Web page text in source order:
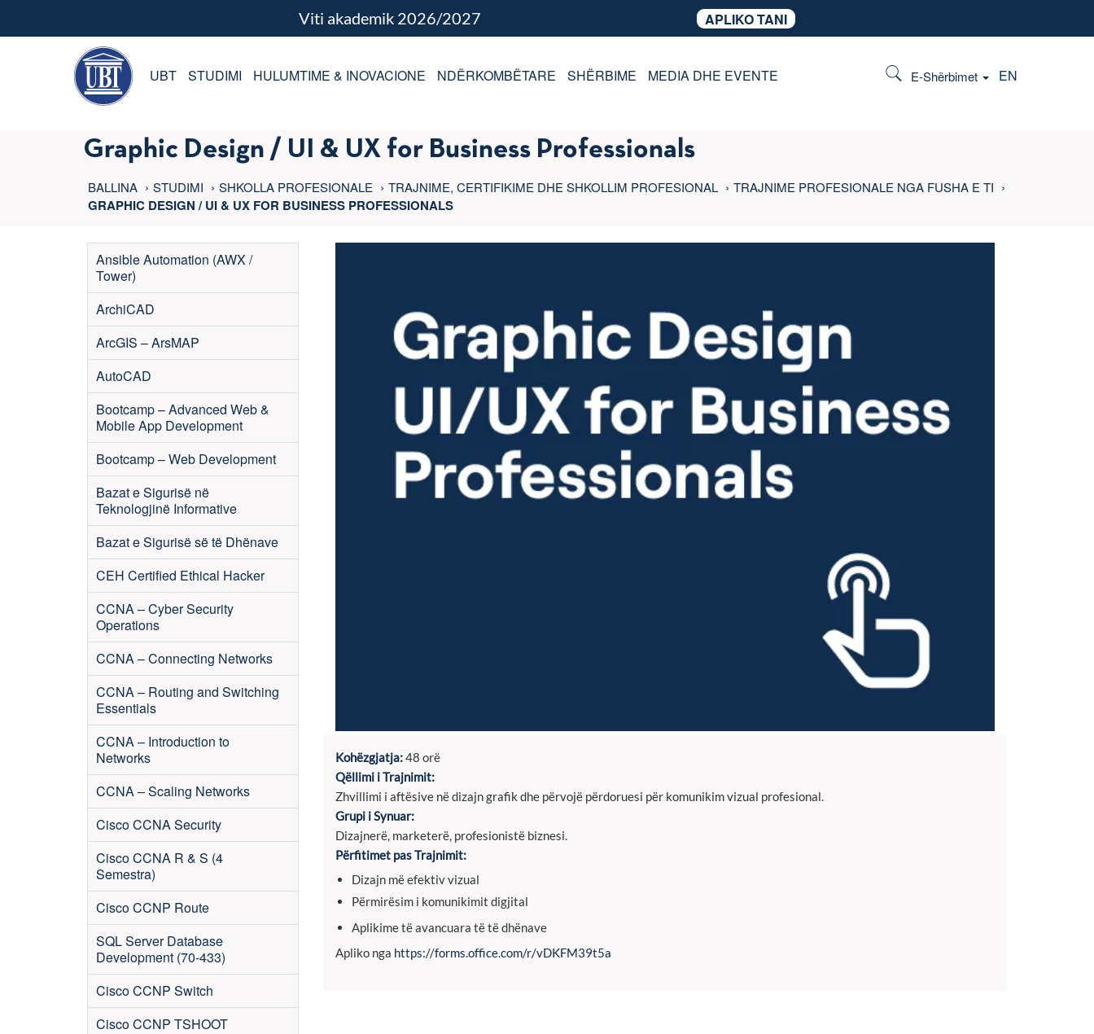
Viti akademik 2026/2027 APLIKO TANI
E-Shërbimet EN
UBT STUDIMI HULUMTIME & INOVACIONE NDËRKOMBËTARE SHËRBIME MEDIA DHE EVENTE
Graphic Design / UI & UX for Business Professionals
BALLINA STUDIMI SHKOLLA PROFESIONALE TRAJNIME, CERTIFIKIME DHE SHKOLLIM PROFESIONAL TRAJNIME PROFESIONALE NGA FUSHA E TI
GRAPHIC DESIGN / UI & UX FOR BUSINESS PROFESSIONALS
Ansible Automation (AWX /
Tower)
ArchiCAD
ArcGIS – ArsMAP
AutoCAD
Bootcamp – Advanced Web &
Mobile App Development
Bootcamp – Web Development
Bazat e Sigurisë në
Teknologjinë Informative
Bazat e Sigurisë së të Dhënave
CEH Certified Ethical Hacker
CCNA – Cyber Security
Operations
CCNA – Connecting Networks
CCNA – Routing and Switching
Essentials
CCNA – Introduction to
Networks
CCNA – Scaling Networks
Cisco CCNA Security
Cisco CCNA R & S (4
Semestra)
Cisco CCNP Route
SQL Server Database
Development (70-433)
Cisco CCNP Switch
Cisco CCNP TSHOOT
Kohëzgjatja:48 orë
Qëllimi i Trajnimit:
Zhvillimi i aftësive në dizajn grafik dhe përvojë përdoruesi për komunikim vizual profesional.
Grupi i Synuar:
Dizajnerë, marketerë, profesionistë biznesi.
Përfitimet pas Trajnimit:
Dizajn më efektiv vizual
Përmirësim i komunikimit digjital
Aplikime të avancuara të të dhënave
Apliko nga https://forms.office.com/r/vDKFM39t5a